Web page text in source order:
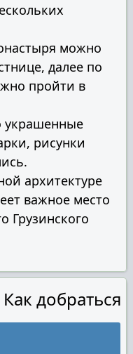
можно
далее по
пройти в
украшенные
рисунки
архитектуре
важное место
Грузинского
Как добраться